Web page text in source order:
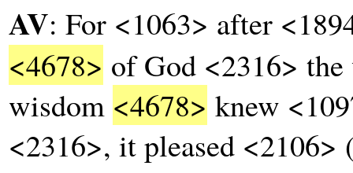
AV: For <1063> after
<4678> of God <2316>
wisdom <4678> knew
<2316>, it pleased